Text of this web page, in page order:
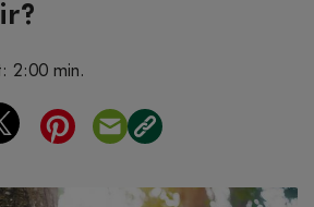
2:00 min.